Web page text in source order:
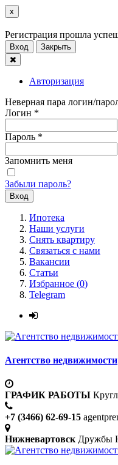
x
Регистрация прошла
Вход Закрыть
Авторизация
Неверная пара логин/
Логин *
Пароль *
Запомнить меня
Забыли пароль?
Ипотека
Наши услуги
Снять квартиру
Связаться с нами
Вакансии
Статьи
Избранное (0)
Telegram
Агентство недвижимости
ГРАФИК РАБОТЫ
+7 (3466) 62-69-15
Нижневартовск Дружбы